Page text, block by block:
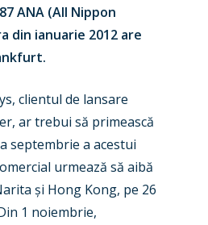
ANA (All Nippon
din ianuarie 2012 are
clientul de lansare
ar trebui să primească
septembrie a acestui
urmează să aibă
și Hong Kong, pe 26
1 noiembrie,